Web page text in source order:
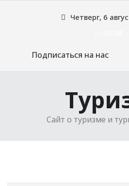
Четверг, 6
Подписаться на нас
Сайт о туризме и